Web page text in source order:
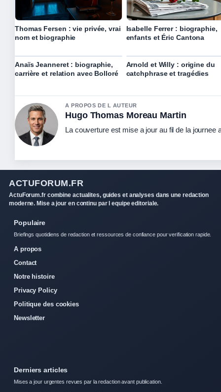
Thomas Fersen : vie privée, vrai
nom et biographie
Isabelle Ferrer : biographie,
enfants et Éric Cantona
Anaïs Jeanneret : biographie,
carrière et relation avec Bolloré
Arnold et Willy : origine du
catchphrase et tragédies
A PROPOS DE L AUTEUR
Hugo Thomas Moreau Martin
La couverture est mise a jour au fil de la
ACTUFORUM.FR
ActuForum.fr combine actualites, guides et analyses dans une redaction
moderne. Mise a jour en continu par l equipe editoriale.
Populaire
Briefings quotidiens de redaction et ressources de confiance pour verification rapide.
A propos
Contact
Notre histoire
Privacy Policy
Politique des cookies
Newsletter
Derniers articles
Mises a jour urgentes revues par la redaction avant publication.